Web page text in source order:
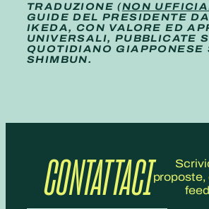
TRADUZIONE (NON
GUIDE DEL PRESIDENTE
IKEDA, CON VALORE ED
UNIVERSALI, PUBBLICATE
QUOTIDIANO GIAPPONESE
SHIMBUN.
CONTATTACIproposte,